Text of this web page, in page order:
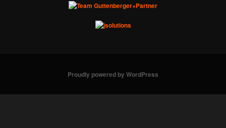
Proudly powered by WordPress